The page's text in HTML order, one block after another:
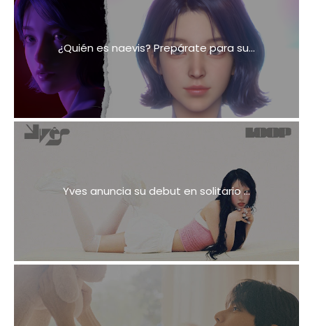
¿Quién es naevis? Prepárate para su...
Yves anuncia su debut en solitario ...